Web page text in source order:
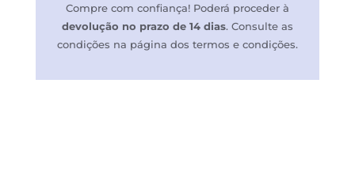
Compre com confiança! Poderá proceder à
devolução no prazo de 14 dias. Consulte as
condições na página dos termos e condições.